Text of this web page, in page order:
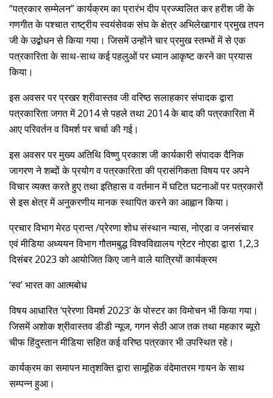
“पत्रकार सम्मेलन” कार्यक्रम का प्रारंभ दीप प्रज्ज्वलित कर हरीश जी के
गणगीत के पश्चात राष्ट्रीय स्वयंसेवक संघ के क्षेत्र अभिलेखागार प्रमुख तपन
जी के उद्बोधन से किया गया। जिसमें उन्होंने चार प्रमुख स्तम्भों में से एक
पत्रकारिता के साथ-साथ कई पहलुओं पर ध्यान आकृष्ट करने का प्रयास
किया।
इस अवसर पर प्रखर श्रीवास्तव जी वरिष्ठ सलाहकार संपादक द्वारा
पत्रकारिता जगत में 2014 से पहले तथा 2014 के बाद की पत्रकारिता में
आए परिवर्तन व विमर्श पर चर्चा की गई।
इस अवसर पर मुख्य अतिथि विष्णु प्रकाश जी कार्यकारी संपादक दैनिक
जागरण ने शब्दों के प्रयोग व पत्रकारिता की प्रासंगिकता विषय पर अपने
विचार व्यक्त करते हुए तथा इतिहास व वर्तमान में घटित घटनाओं पर पत्रकारों
से इस क्षेत्र में अनुकरणीय मानक स्थापित करने का आह्वान किया।
प्रचार विभाग मेरठ प्रान्त /प्रेरणा शोध संस्थान न्यास, नोएडा व जनसंचार
एवं मीडिया अध्ययन विभाग गौतमबुद्ध विश्वविद्यालय ग्रेटर नोएडा द्वारा 1,2,3
दिसंबर 2023 को आयोजित किए जाने वाले यात्रियों कार्यक्रम
‘स्व’ भारत का आत्मबोध
विषय आधारित ‘प्रेरणा विमर्श 2023’ के पोस्टर का विमोचन भी किया गया।
जिसमें अशोक श्रीवास्तव डीडी न्यूज, गगन सेठी आज तक तथा महकार ब्यूरो
चीफ हिंदुस्तान मीडिया सहित कई वरिष्ठ पत्रकार भी उपस्थित रहे।
कार्यक्रम का समापन मातृशक्ति द्वारा सामूहिक वंदेमातरम गायन के साथ
सम्पन्न हुआ।